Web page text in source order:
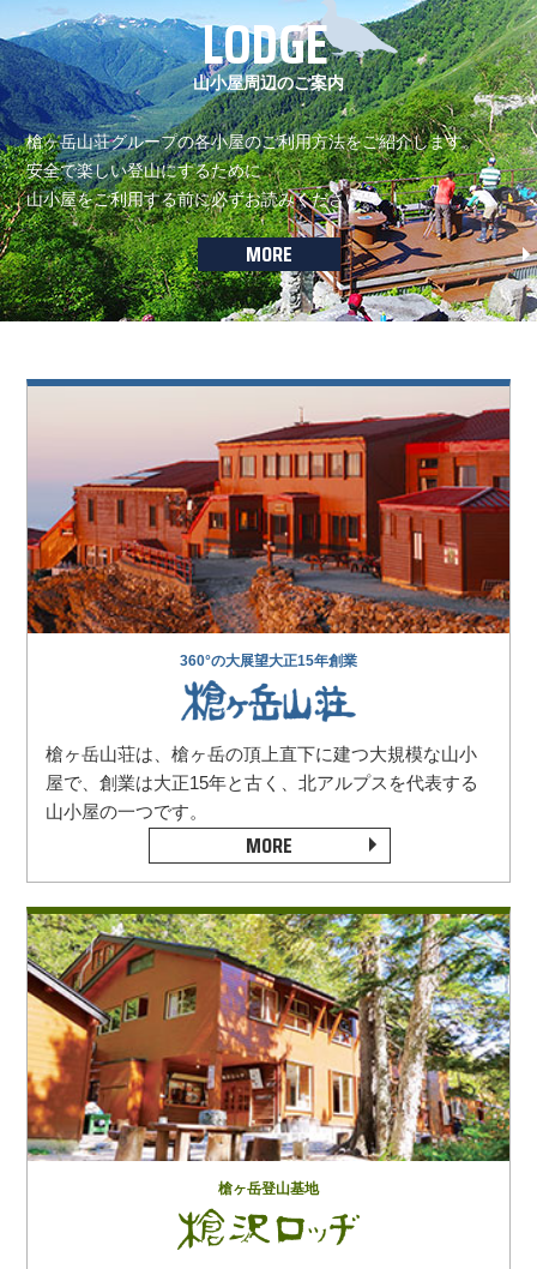
LODGE
山小屋周辺のご案内
槍ヶ岳山荘グループの各小屋のご利用方法をご紹介します。
安全で楽しい登山にするために
山小屋をご利用する前に必ずお読みください。
MORE
360°の大展望大正15年創業
槍ヶ岳山荘は、槍ヶ岳の頂上直下に建つ大規模な山小
屋で、創業は大正15年と古く、北アルプスを代表する
山小屋の一つです。
MORE
槍ヶ岳登山基地